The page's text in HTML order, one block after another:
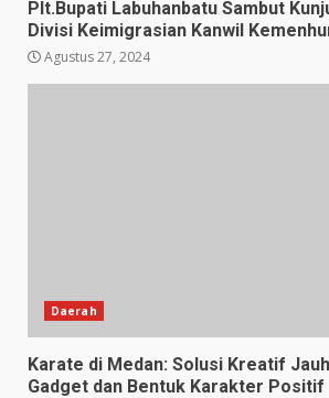
Plt.Bupati Labuhanbatu Sambut
Divisi Keimigrasian Kanwil
Agustus 27, 2024
Daerah
Karate di Medan: Solusi Kreatif
Gadget dan Bentuk Karakter Positif